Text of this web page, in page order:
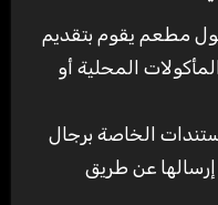
مطعم يقوم بتقديم
المحلية أو
الخاصة برجال
إرسالها عن طريق